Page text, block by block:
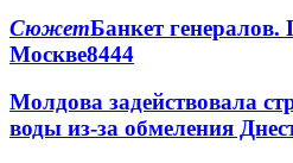
СюжетБанкет генералов.
Москве8444
Молдова задействовала
воды из-за обмеления